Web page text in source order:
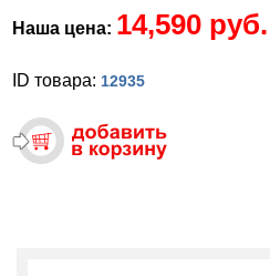
Наша цена: 14,590 руб.
ID товара: 12935